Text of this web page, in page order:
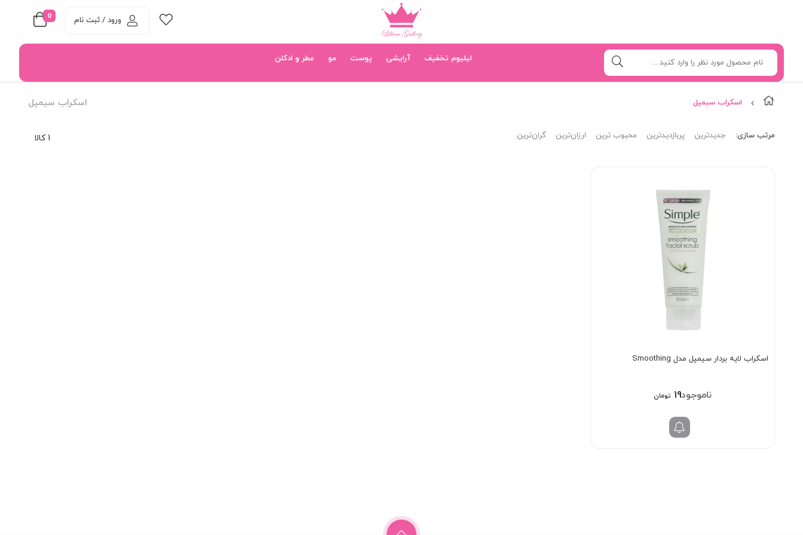
0 ورود / ثبت نام
لیلیوم تخفیف آرایشی پوست مو عطر و ادکلن
اسکراب سیمپل اسکراب سیمپل
1 کالا مرتب‌ سازی: جدیدترین پربازدیدترین محبوب ترین ارزان‌ترین گران‌ترین
اسکراب لایه بردار سیمپل مدل Smoothing
198/000 تومان